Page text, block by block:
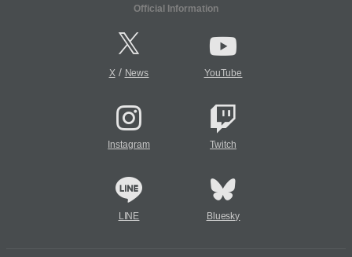
Official Information
X/ News YouTube
Instagram Twitch
LINE Bluesky